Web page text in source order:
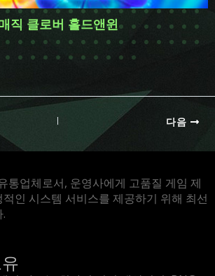
직 클로버 홀드앤윈
다음
통업체로서, 운영사에게 고품질 게임 제
인 시스템 서비스를 제공하기 위해 최선